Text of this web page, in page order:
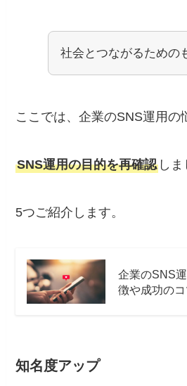
社会とつながるための
ここでは、企業のSNS運用の
SNS運用の目的を再確認 しま
5つご紹介します。
企業のSNS
徴や成功の
知名度アップ